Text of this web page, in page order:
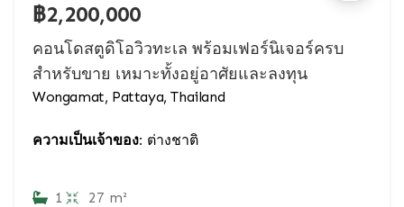
฿2,200,000
คอนโดสตูดิโอวิวทะเล พร้อมเฟอร์นิเจอร์ครบ
สำหรับขาย เหมาะทั้งอยู่อาศัยและลงทุน
Wongamat, Pattaya, Thailand
ความเป็นเจ้าของ: ต่างชาติ
1 27 m²